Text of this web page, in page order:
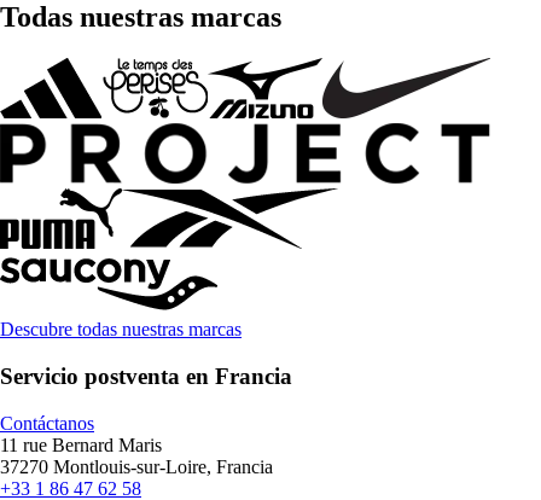
Todas nuestras marcas
Descubre todas nuestras marcas
Servicio postventa en Francia
Contáctanos
11 rue Bernard Maris
37270 Montlouis-sur-Loire, Francia
+33 1 86 47 62 58